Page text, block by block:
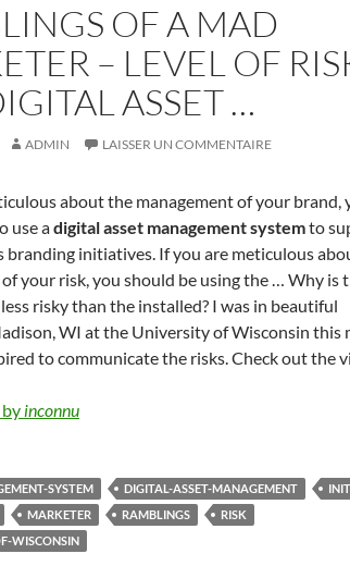
OF A MAD
– LEVEL OF
ASSET …
ADMIN LAISSER UN COMMENTAIRE
about the management of your brand,
use adigital asset management systemto
branding initiatives. If you are meticulous
your risk, you should be using the … Why is
risky than the installed? I was in beautiful
WI at the University of Wisconsin this
to communicate the risks. Check out the
inconnu
SYSTEM DIGITAL-ASSET-MANAGEMENT
MARKETER RAMBLINGS
RISK
WISCONSIN